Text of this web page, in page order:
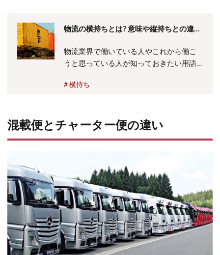
7.1
細か
い時
間指
に時
間が
かか
7.3
運送
中の
トラ
ブル
が生
じや
すい
8
物流の横持ちとは? 意味や縦持ちとの違
物流業界で働いている人やこれから働こ
うと思っている人が知っておきたい用語
違い、発生原因、回避方法について把握
い、運賃と費用についても…...
横持ち
混載便とチャーター便の違い